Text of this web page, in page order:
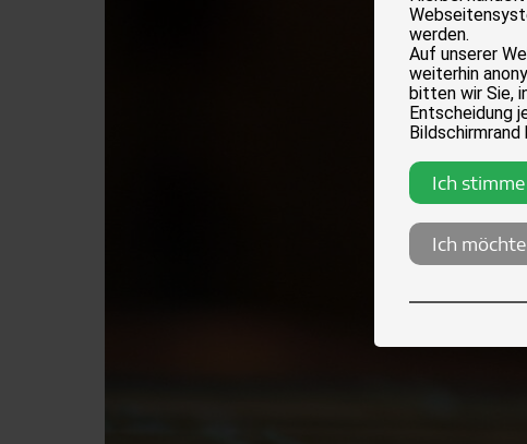
werden.
Auf unserer
weiterhin
bitten wir Sie,
Entscheidung
Bildschirmrand
Ich
Ich